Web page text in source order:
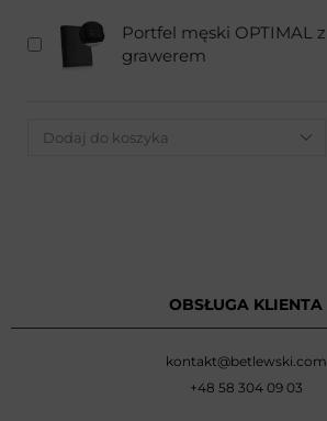
Portfel męski OPTIMAL z
grawerem
OBSŁUGA KLIENTA
kontakt@betlewski.com
+48 58 304 09 03